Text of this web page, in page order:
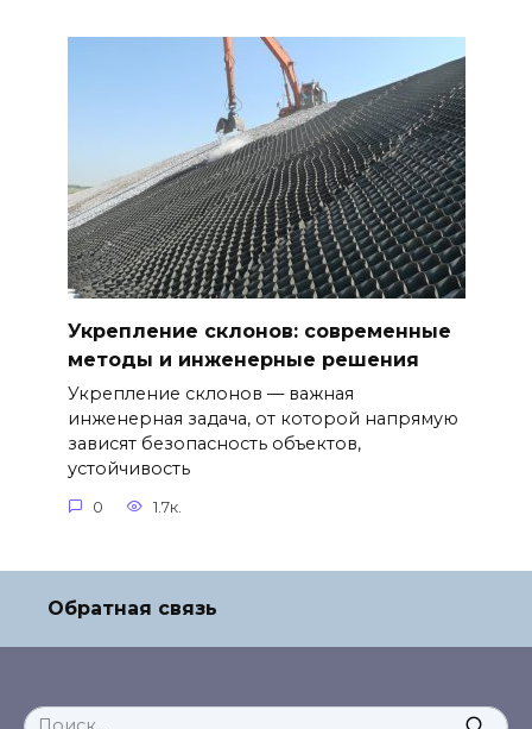
Укрепление склонов: современные
методы и инженерные решения
Укрепление склонов — важная
инженерная задача, от которой напрямую
зависят безопасность объектов,
устойчивость
0 1.7к.
Обратная связь
Search